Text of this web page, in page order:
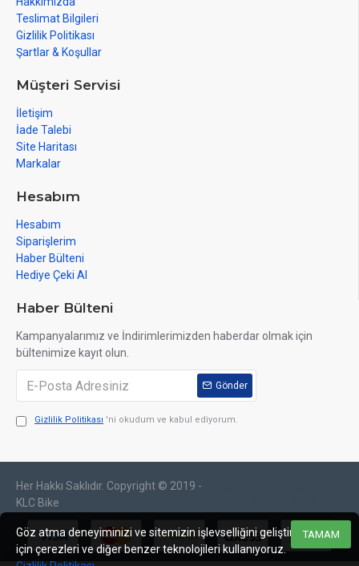
Teslimat Bilgileri
Gizlilik Politikası
Şartlar & Koşullar
Müşteri Servisi
İletişim
İade Talebi
Site Haritası
Markalar
Hesabım
Hesabım
Siparişlerim
Haber Bülteni
Hediye Çeki Al
Haber Bülteni
Kampanyalarımız ve İndirimlerimizden haberdar olmak için
bültenimize kayıt olun.
Gönder
Gizlilik Politikası 'ni okudum ve kabul ediyorum.
Her Hakkı Saklıdır. Copyright © 2019 -
KLC Bike
TAMAM
Göz atma deneyiminizi ve sitemizin işlevselliğini geliştirmek
için çerezleri ve diğer benzer teknolojileri kullanıyoruz.